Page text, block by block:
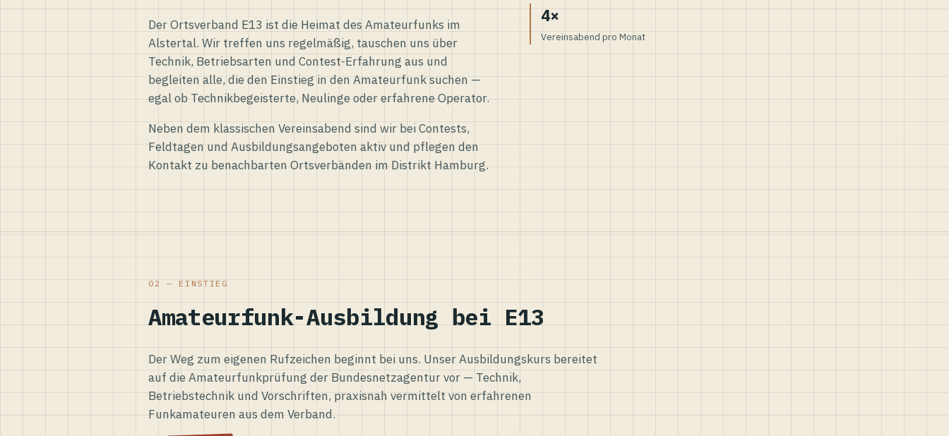
Der Ortsverband E13 ist die Heimat des Amateurfunks im
Alstertal. Wir treffen uns regelmäßig, tauschen uns über
Technik, Betriebsarten und Contest-Erfahrung aus und
begleiten alle, die den Einstieg in den Amateurfunk suchen —
egal ob Technikbegeisterte, Neulinge oder erfahrene Operator.
Neben dem klassischen Vereinsabend sind wir bei Contests,
Feldtagen und Ausbildungsangeboten aktiv und pflegen den
Kontakt zu benachbarten Ortsverbänden im Distrikt Hamburg.
4×
Vereinsabend pro Monat
02 — EINSTIEG
Amateurfunk-Ausbildung bei E13
Der Weg zum eigenen Rufzeichen beginnt bei uns. Unser Ausbildungskurs bereitet
auf die Amateurfunkprüfung der Bundesnetzagentur vor — Technik,
Betriebstechnik und Vorschriften, praxisnah vermittelt von erfahrenen
Funkamateuren aus dem Verband.